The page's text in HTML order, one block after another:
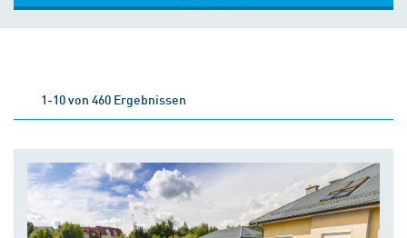
1-10 von 460 Ergebnissen